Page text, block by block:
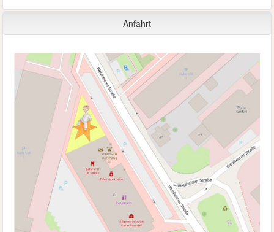
Anfahrt